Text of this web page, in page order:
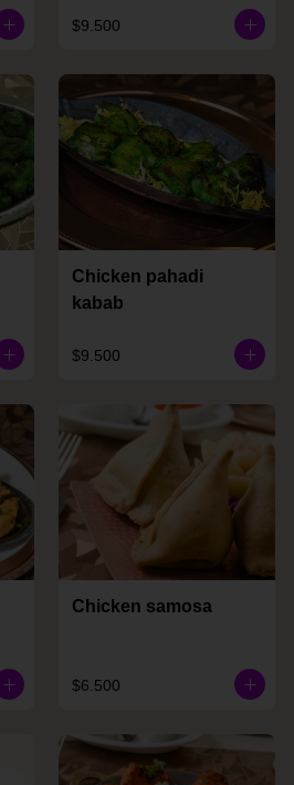
$9.500
Chicken pahadi
kabab
$9.500
Chicken samosa
$6.500